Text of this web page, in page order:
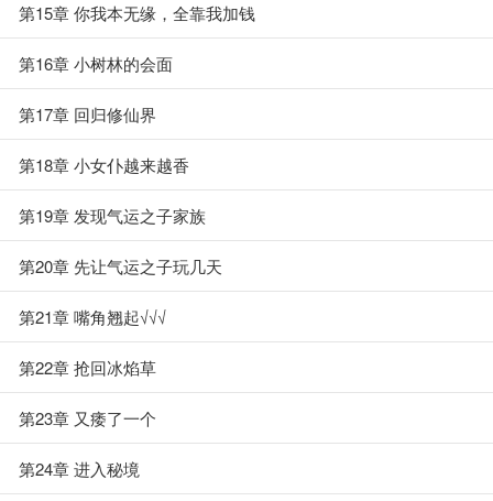
第15章 你我本无缘，全靠我加钱
第16章 小树林的会面
第17章 回归修仙界
第18章 小女仆越来越香
第19章 发现气运之子家族
第20章 先让气运之子玩几天
第21章 嘴角翘起√√√
第22章 抢回冰焰草
第23章 又痿了一个
第24章 进入秘境